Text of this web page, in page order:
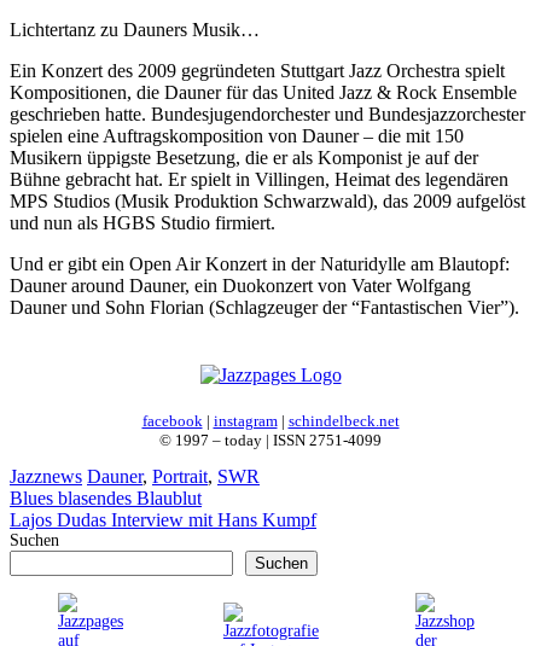
Lichtertanz zu Dauners Musik…
Ein Konzert des 2009 gegründeten Stuttgart Jazz Orchestra spielt
Kompositionen, die Dauner für das United Jazz & Rock Ensemble
geschrieben hatte. Bundesjugendorchester und Bundesjazzorchester
spielen eine Auftragskomposition von Dauner – die mit 150
Musikern üppigste Besetzung, die er als Komponist je auf der
Bühne gebracht hat. Er spielt in Villingen, Heimat des legendären
MPS Studios (Musik Produktion Schwarzwald), das 2009 aufgelöst
und nun als HGBS Studio firmiert.
Und er gibt ein Open Air Konzert in der Naturidylle am Blautopf:
Dauner around Dauner, ein Duokonzert von Vater Wolfgang
Dauner und Sohn Florian (Schlagzeuger der “Fantastischen Vier”).
facebook | instagram| schindelbeck.net
© 1997 – today | ISSN 2751-4099
Kategorien
Jazznews Schlagwörter
Dauner, Portrait, SWR
Blues blasendes Blaublut
Lajos Dudas Interview mit Hans Kumpf
Suchen
Suchen